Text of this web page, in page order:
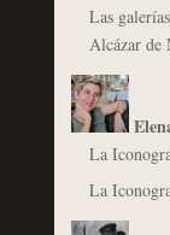
Las
Alcázar de
La
La